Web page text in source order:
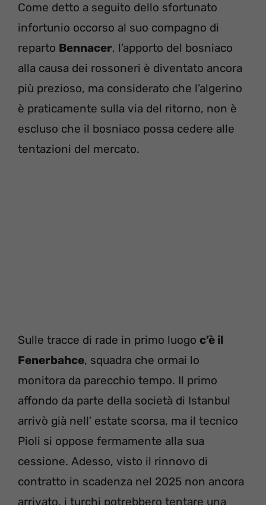
Come detto a seguito dello sfortunato
infortunio occorso al suo compagno di
reparto Bennacer, l’apporto del bosniaco
alla causa dei rossoneri è diventato ancora
più prezioso, ma considerato che l’algerino
è praticamente sulla via del ritorno, non è
escluso che il bosniaco possa cedere alle
tentazioni del mercato.
Sulle tracce di rade in primo luogo c’è il
Fenerbahce, squadra che ormai lo
monitora da parecchio tempo. Il primo
affondo da parte della società di Istanbul
arrivò già nell’ estate scorsa, ma il tecnico
Pioli si oppose fermamente alla sua
cessione. Adesso, visto il rinnovo di
contratto in scadenza nel 2025 non ancora
arrivato, i turchi potrebbero tentare una